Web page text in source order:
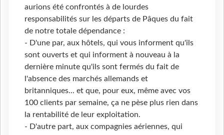
aurions été confrontés à de lourdes
responsabilités sur les départs de Pâques du fait
de notre totale dépendance :
- D'une par, aux hôtels, qui vous informent qu'ils
sont ouverts et qui informent à nouveau à la
dernière minute qu'ils sont fermés du fait de
l'absence des marchés allemands et
britanniques... et que, pour eux, même avec vos
100 clients par semaine, ça ne pèse plus rien dans
la rentabilité de leur exploitation.
- D'autre part, aux compagnies aériennes, qui